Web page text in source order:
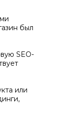
был
SEO-
или